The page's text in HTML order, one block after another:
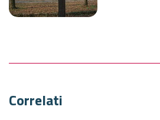
Correlati